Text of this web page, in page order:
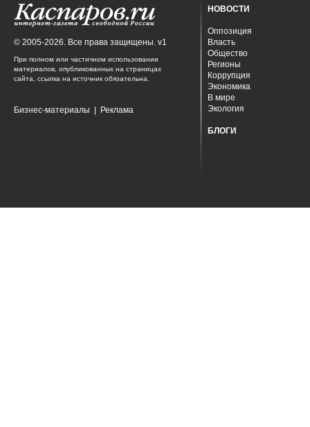
© 2005-2026. Все права защищены. v1
При полном или частичном использовании
материалов, опубликованных на страницах
сайта, ссылка на источник обязательна.
Бизнес-материалы Реклама
НОВОСТИ
Оппозиция
Власть
Общество
Регионы
Коррупция
Экономика
В мире
Экология
БЛОГИ